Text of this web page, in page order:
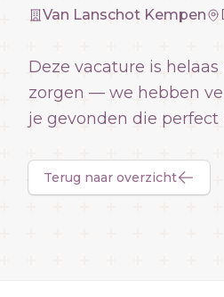
Van Lanschot Kempen
Deze vacature is
zorgen — we hebben
je gevonden die perfect
Terug naar overzicht